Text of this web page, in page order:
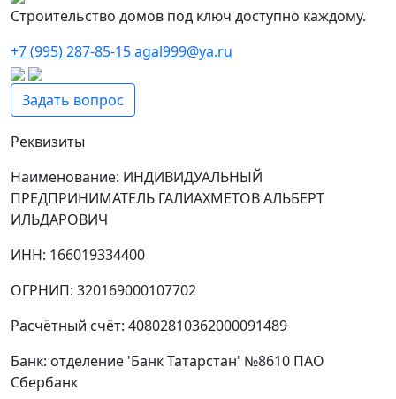
Строительство домов под ключ доступно каждому.
+7 (995) 287-85-15agal999@ya.ru
Задать вопрос
Реквизиты
Наименование: ИНДИВИДУАЛЬНЫЙ
ПРЕДПРИНИМАТЕЛЬ ГАЛИАХМЕТОВ АЛЬБЕРТ
ИЛЬДАРОВИЧ
ИНН: 166019334400
ОГРНИП: 320169000107702
Расчётный счёт: 40802810362000091489
Банк: отделение 'Банк Татарстан' №8610 ПАО
Сбербанк